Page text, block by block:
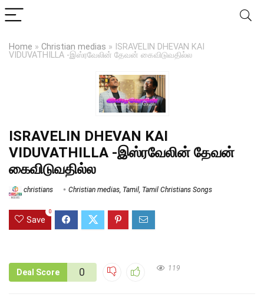
Home » Christian medias » ISRAVELIN DHEVAN KAI
VIDUVATHILLA -இஸ்ரவேலின் தேவன் கைவிடுவதில்ல
ISRAVELIN DHEVAN KAI
VIDUVATHILLA -இஸ்ரவேலின் தேவன்
கைவிடுவதில்ல
christians Christian medias Tamil Tamil Christians Songs
Save
0
Deal Score 0 119